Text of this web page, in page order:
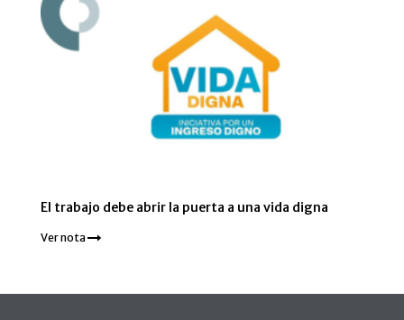
El trabajo debe abrir la puerta a una vida digna
Ver nota